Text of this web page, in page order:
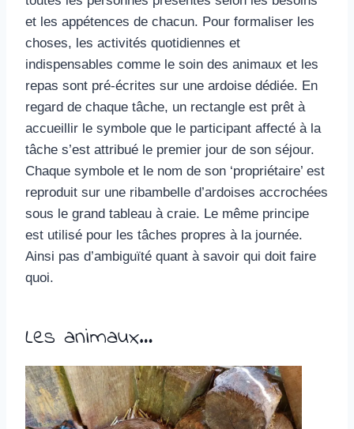
et les appétences de chacun. Pour formaliser les
choses, les activités quotidiennes et
indispensables comme le soin des animaux et les
repas sont pré-écrites sur une ardoise dédiée. En
regard de chaque tâche, un rectangle est prêt à
accueillir le symbole que le participant affecté à la
tâche s’est attribué le premier jour de son séjour.
Chaque symbole et le nom de son ‘propriétaire’ est
reproduit sur une ribambelle d’ardoises accrochées
sous le grand tableau à craie. Le même principe
est utilisé pour les tâches propres à la journée.
Ainsi pas d’ambiguïté quant à savoir qui doit faire
quoi.
Les animaux…